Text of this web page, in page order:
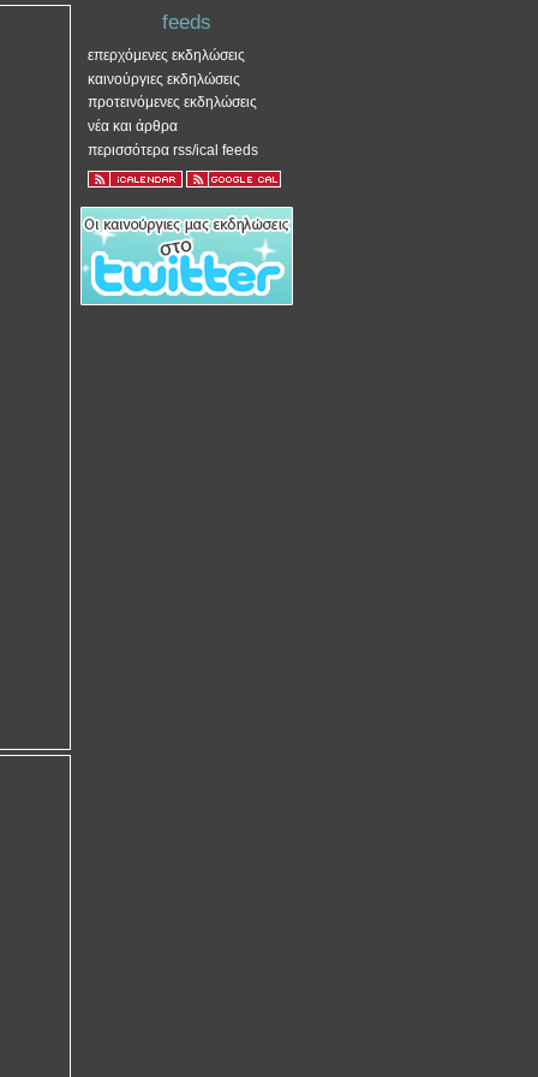
feeds
επερχόμενες εκδηλώσεις
καινούργιες εκδηλώσεις
προτεινόμενες εκδηλώσεις
νέα και άρθρα
περισσότερα rss/ical feeds